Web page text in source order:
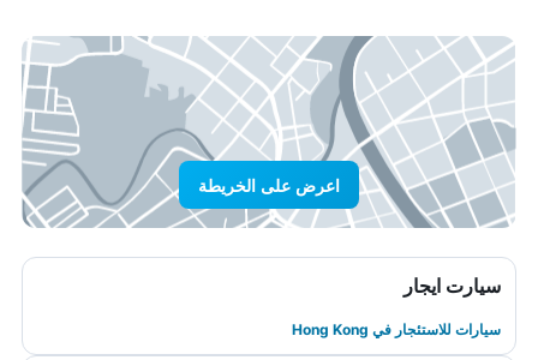
اعرض على الخريطة
سيارت ايجار
سيارات للاستئجار في Hong Kong